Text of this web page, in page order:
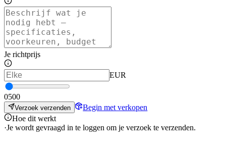
Je richtprijs
EUR
0500
Verzoek verzenden
Begin met verkopen
Hoe dit werkt
·Je wordt gevraagd in te loggen om je verzoek te verzenden.